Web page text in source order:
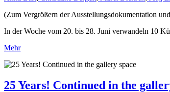
(Zum Vergrößern der Ausstellungsdokumentation
In der Woche vom 20. bis 28. Juni verwandeln 10
Mehr
25 Years! Continued in the